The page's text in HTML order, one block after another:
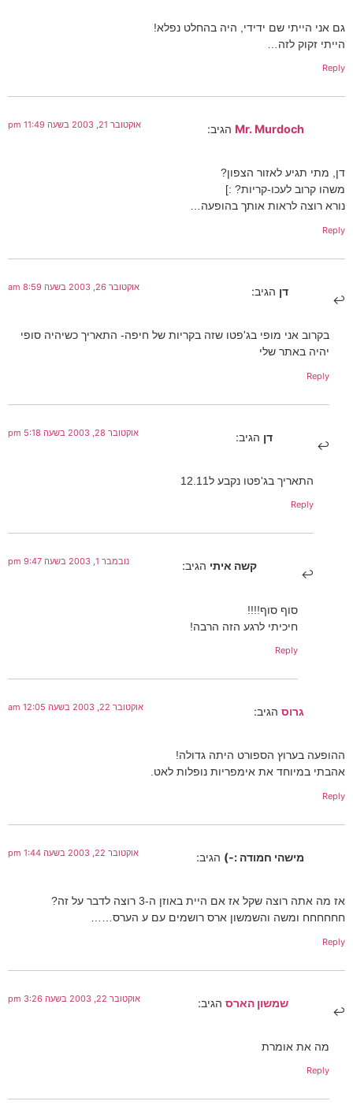
גם אני הייתי שם ידידי, היה בהחלט נפלא!
הייתי זקוק לזה…
Reply
Mr. Murdoch הגיב: אוקטובר 21, 2003 בשעה 11:49 pm
דן, מתי תגיע לאזור הצפון?
משהו קרוב לעכו-קריות? :]
נורא רוצה לראות אותך בהופעה…
Reply
דן הגיב: אוקטובר 26, 2003 בשעה 8:59 am
בקרוב אני מופי בג'פטו שזה בקריות של חיפה- התאריך כשיהיה סופי
יהיה באתר שלי
Reply
דן הגיב: אוקטובר 28, 2003 בשעה 5:18 pm
התאריך בג'פטו נקבע ל12.11
Reply
קשה איתי הגיב: נובמבר 1, 2003 בשעה 9:47 pm
סוף סוף!!!!
חיכיתי לרגע הזה הרבה!
Reply
גרוס הגיב: אוקטובר 22, 2003 בשעה 12:05 am
ההופעה בערוץ הספורט היתה גדולה!
אהבתי במיוחד את אימפריות נופלות לאט.
Reply
מישהי חמודה :-) הגיב: אוקטובר 22, 2003 בשעה 1:44 pm
אז מה אתה רוצה שקל אז אם היית באוזן ה-3 רוצה לדבר על זה?
חחחחחח ומשה והשמשון ארס רושמים עם ע הערס……
Reply
שמשון הארס הגיב: אוקטובר 22, 2003 בשעה 3:26 pm
מה את אומרת
Reply